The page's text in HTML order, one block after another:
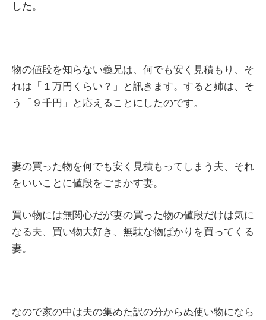
した。
物の値段を知らない義兄は、何でも安く見積もり、そ
れは「１万円くらい？」と訊きます。すると姉は、そ
う「９千円」と応えることにしたのです。
妻の買った物を何でも安く見積もってしまう夫、それ
をいいことに値段をごまかす妻。
買い物には無関心だが妻の買った物の値段だけは気に
なる夫、買い物大好き、無駄な物ばかりを買ってくる
妻。
なので家の中は夫の集めた訳の分からぬ使い物になら